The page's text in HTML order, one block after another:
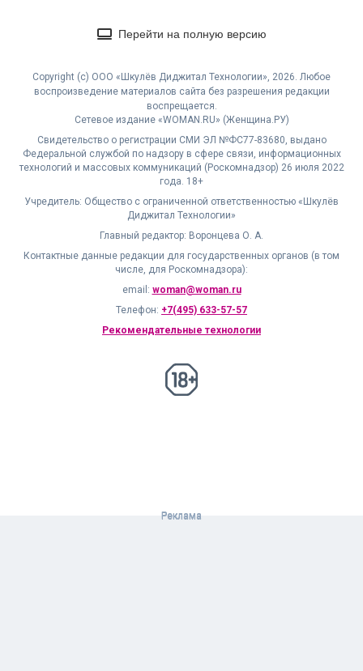
Перейти на полную версию
Copyright (с) ООО «Шкулёв Диджитал Технологии», 2026. Любое
воспроизведение материалов сайта без разрешения редакции
воспрещается.
Сетевое издание «WOMAN.RU» (Женщина.РУ)
Свидетельство о регистрации СМИ ЭЛ №ФС77-83680, выдано
Федеральной службой по надзору в сфере связи, информационных
технологий и массовых коммуникаций (Роскомнадзор) 26 июля 2022
года. 18+
Учредитель: Общество с ограниченной ответственностью «Шкулёв
Диджитал Технологии»
Главный редактор: Воронцева О. А.
Контактные данные редакции для государственных органов (в том
числе, для Роскомнадзора):
email: woman@woman.ru
Телефон: +7(495) 633-57-57
Рекомендательные технологии
18+